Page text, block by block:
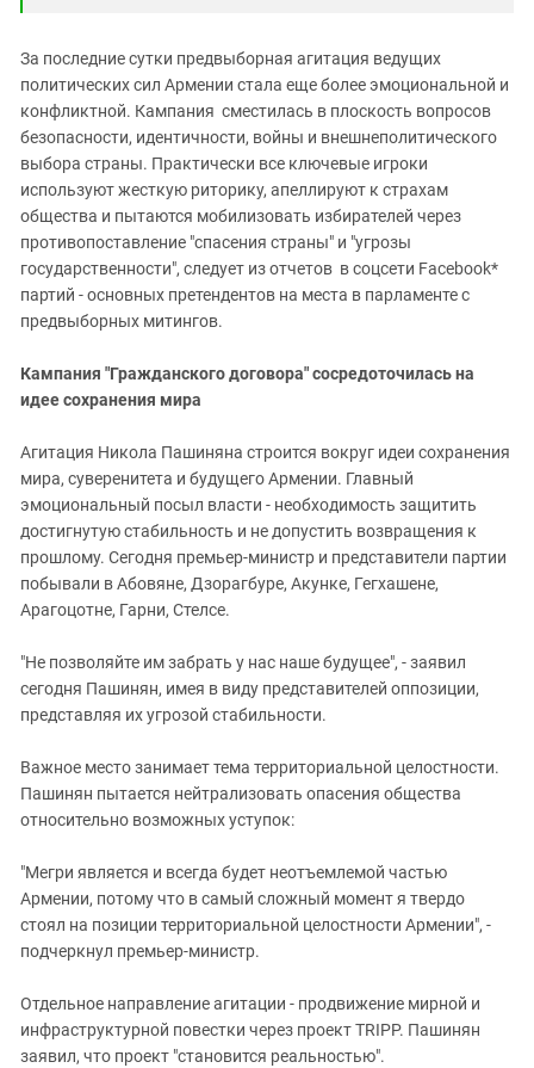
За последние сутки предвыборная агитация ведущих
политических сил Армении стала еще более эмоциональной и
конфликтной. Кампания сместилась в плоскость вопросов
безопасности, идентичности, войны и внешнеполитического
выбора страны. Практически все ключевые игроки
используют жесткую риторику, апеллируют к страхам
общества и пытаются мобилизовать избирателей через
противопоставление "спасения страны" и "угрозы
государственности", следует из отчетов в соцсети Facebook*
партий - основных претендентов на места в парламенте с
предвыборных митингов.
Кампания "Гражданского договора" сосредоточилась на
идее сохранения мира
Агитация Никола Пашиняна строится вокруг идеи сохранения
мира, суверенитета и будущего Армении. Главный
эмоциональный посыл власти - необходимость защитить
достигнутую стабильность и не допустить возвращения к
прошлому. Сегодня премьер-министр и представители партии
побывали в Абовяне, Дзорагбуре, Акунке, Гегхашене,
Арагоцотне, Гарни, Стелсе.
"Не позволяйте им забрать у нас наше будущее", - заявил
сегодня Пашинян, имея в виду представителей оппозиции,
представляя их угрозой стабильности.
Важное место занимает тема территориальной целостности.
Пашинян пытается нейтрализовать опасения общества
относительно возможных уступок:
"Мегри является и всегда будет неотъемлемой частью
Армении, потому что в самый сложный момент я твердо
стоял на позиции территориальной целостности Армении", -
подчеркнул премьер-министр.
Отдельное направление агитации - продвижение мирной и
инфраструктурной повестки через проект TRIPP. Пашинян
заявил, что проект "становится реальностью".